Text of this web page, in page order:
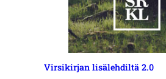
Virsikirjan lisälehdiltä 2.0